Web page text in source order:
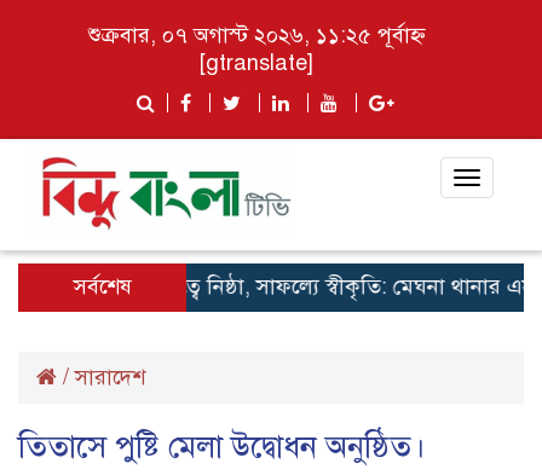
শুক্রবার, ০৭ অগাস্ট ২০২৬, ১১:২৫ পূর্বাহ্ন
[gtranslate]
Toggle
সর্বশেষদায়িত্বে নিষ্ঠা, সাফল্যে স্বীকৃতি: মেঘনা থানার
/সারাদেশ
তিতাসে পুষ্টি মেলা উদ্বোধন অনুষ্ঠিত।